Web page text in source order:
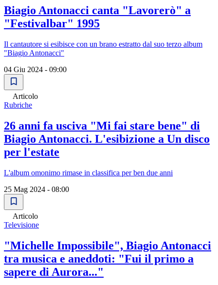
Biagio Antonacci canta "Lavorerò" a
"Festivalbar" 1995
Il cantautore si esibisce con un brano estratto dal suo terzo album
"Biagio Antonacci"
04 Giu 2024 - 09:00
Articolo
Rubriche
26 anni fa usciva "Mi fai stare bene" di
Biagio Antonacci. L'esibizione a Un disco
per l'estate
L'album omonimo rimase in classifica per ben due anni
25 Mag 2024 - 08:00
Articolo
Televisione
"Michelle Impossibile", Biagio Antonacci
tra musica e aneddoti: "Fui il primo a
sapere di Aurora..."